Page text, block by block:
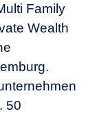
Family
Wealth
50